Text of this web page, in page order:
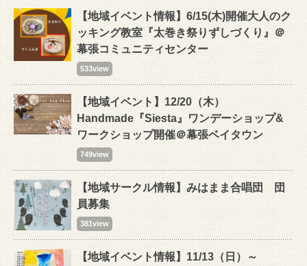
【地域イベント情報】6/15(木)開催大人のク
ッキング教室『太巻き祭りずしづくり』＠
幕張コミュニティセンター
533view
【地域イベント】12/20（木）
Handmade『Siesta』ワンデーショップ&
ワークショップ開催＠幕張ベイタウン
749view
【地域サークル情報】みはまま合唱団 団
員募集
381view
【地域イベント情報】11/13（日）～